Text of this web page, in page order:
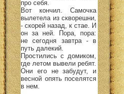
про себя.
Вот кончил. Самочка
вылетела из скворешни,
- скорей назад, к стае. И
он за ней. Пора, пора:
не сегодня завтра - в
путь далекий.
Простились с домиком,
где летом вывели ребят.
Они его не забудут, и
весной опять поселятся
в нем.